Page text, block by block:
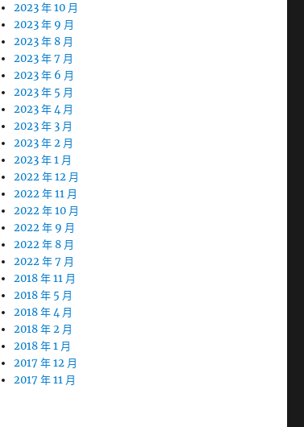
2023 年 10 月
2023 年 9 月
2023 年 8 月
2023 年 7 月
2023 年 6 月
2023 年 5 月
2023 年 4 月
2023 年 3 月
2023 年 2 月
2023 年 1 月
2022 年 12 月
2022 年 11 月
2022 年 10 月
2022 年 9 月
2022 年 8 月
2022 年 7 月
2018 年 11 月
2018 年 5 月
2018 年 4 月
2018 年 2 月
2018 年 1 月
2017 年 12 月
2017 年 11 月